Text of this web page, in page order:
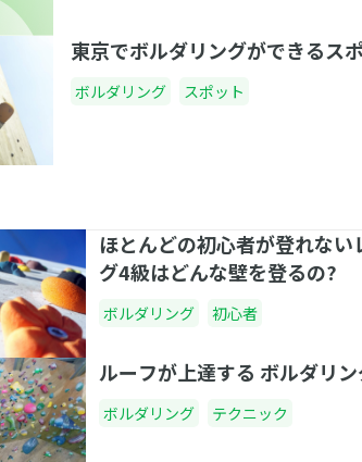
東京でボルダリングができるス
ボルダリング スポット
ほとんどの初心者が登れな
グ4級はどんな壁を登るの?
ボルダリング 初心者
ルーフが上達する ボルダリ
ボルダリング テクニック